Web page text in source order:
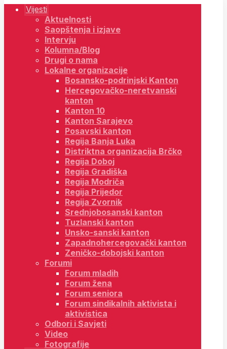
Vijesti
Aktuelnosti
Saopštenja i izjave
Intervju
Kolumna/Blog
Drugi o nama
Lokalne organizacije
Bosansko-podrinjski Kanton
Hercegovačko-neretvanski
kanton
Kanton 10
Kanton Sarajevo
Posavski kanton
Regija Banja Luka
Distriktna organizacija Brčko
Regija Doboj
Regija Gradiška
Regija Modriča
Regija Prijedor
Regija Zvornik
Srednjobosanski kanton
Tuzlanski kanton
Unsko-sanski kanton
Zapadnohercegovački kanton
Zeničko-dobojski kanton
Forumi
Forum mladih
Forum žena
Forum seniora
Forum sindikalnih aktivista i
aktivistica
Odbori i Savjeti
Video
Fotografije